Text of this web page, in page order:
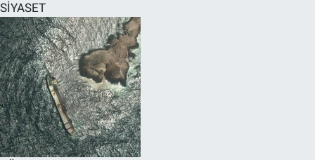
SİYASET